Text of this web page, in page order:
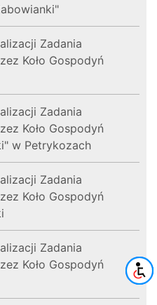
Zadania
Koło Gospodyń
Zadania
Koło Gospodyń
w Petrykozach
Zadania
Koło Gospodyń
Zadania
Koło Gospodyń